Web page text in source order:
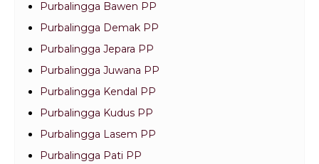
Purbalingga Bawen PP
Purbalingga Demak PP
Purbalingga Jepara PP
Purbalingga Juwana PP
Purbalingga Kendal PP
Purbalingga Kudus PP
Purbalingga Lasem PP
Purbalingga Pati PP